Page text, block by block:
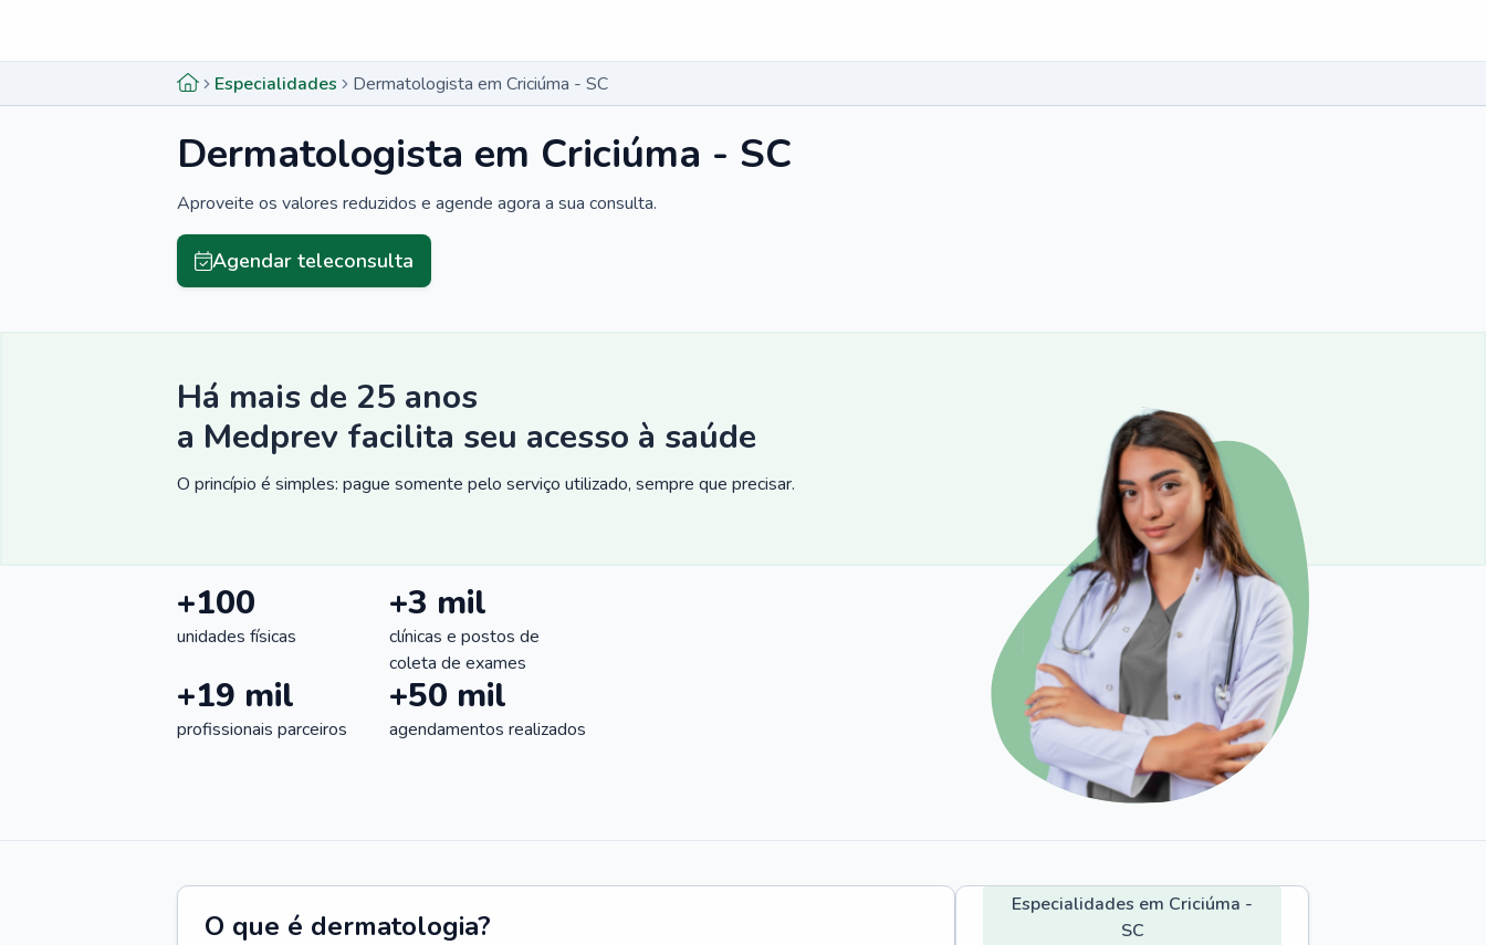
Especialidades Dermatologista em Criciúma - SC
Dermatologista em Criciúma - SC
Aproveite os valores reduzidos e agende agora a sua consulta.
Agendar teleconsulta
Há mais de 25 anos
a Medprev facilita seu acesso à saúde
O princípio é simples: pague somente pelo serviço utilizado, sempre que precisar.
+100
unidades físicas
+3 mil
clínicas e postos de
coleta de exames
+19 mil
profissionais parceiros
+50 mil
agendamentos realizados
O que é dermatologia?
Especialidades em Criciúma -
SC